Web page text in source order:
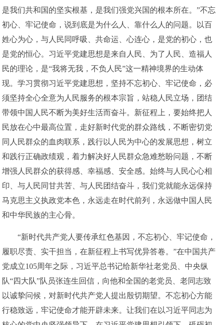
是我们共和国的坚实根基，是我们强党兴国的根本所在。”不忘
初心、牢记使命，说到底是为什么人、靠什么人的问题。以百
姓心为心，与人民同呼吸、共命运、心连心，是党的初心，也
是党的恒心。习近平党建思想是来自人民、为了人民、造福人
民的理论，是“我将无我，不负人民”这一精神境界的生动体
现。学习贯彻习近平党建思想，坚持不忘初心、牢记使命，必
须坚持全心全意为人民服务的根本宗旨，站稳人民立场，团结
带领中国人民不断为美好生活而奋斗。新征程上，要始终把人
民放在心中最高位置，走好新时代党的群众路线，不断密切党
同人民群众的血肉联系，践行以人民为中心的发展思想，树立
和践行正确政绩观，着力解决好人民群众急难愁盼问题，不断
增强人民群众的获得感、幸福感、安全感。始终与人民心心相
印、与人民同甘共苦、与人民团结奋斗，我们党就能永远保持
马克思主义执政党本色，永远走在时代前列，永远做中国人民
和中华民族的主心骨。
“新时代共产党人要传承红色基因，不忘初心、牢记使命，
履职尽责、实干担当，在新征程上书写优异答卷。”在中国共产
党成立105周年之际，习近平总书记给新华社老党员、中央纵
队“四大队”队员张连生回信，向他和全国的老党员、老同志致
以诚挚问候，对新时代共产党人提出殷切期望。不忘初心方能
行稳致远，牢记使命才能开辟未来。让我们在以习近平同志为